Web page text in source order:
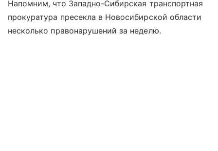
Напомним, что Западно-Сибирская транспортная
прокуратура пресекла в Новосибирской области
несколько правонарушений за неделю.